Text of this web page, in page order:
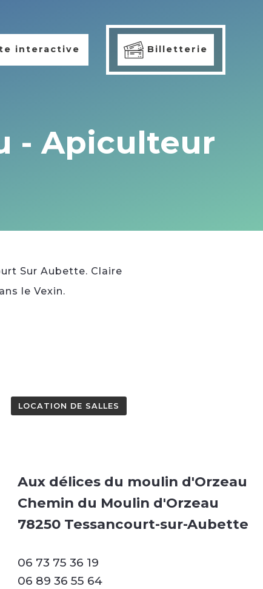
interactive Billetterie
- Apiculteur
Sur Aubette. Claire
le Vexin.
LOCATION DE SALLES
Aux délices du moulin d'Orzeau
Chemin du Moulin d'Orzeau
78250 Tessancourt-sur-Aubette
06 73 75 36 19
06 89 36 55 64